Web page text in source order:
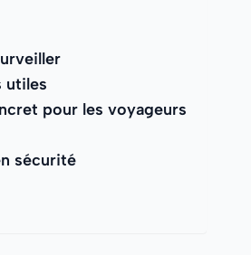
utiles
pour les voyageurs
sécurité